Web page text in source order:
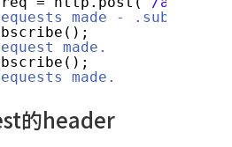
made -
made.
made.
的header